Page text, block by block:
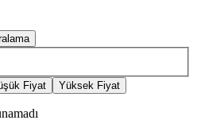
Fiyat Yüksek Fiyat